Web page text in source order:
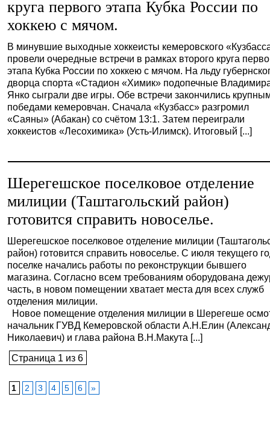
круга первого этапа Кубка России по
хоккею с мячом.
В минувшие выходные хоккеисты кемеровского
провели очередные встречи в рамках второго круга
этапа Кубка России по хоккею с мячом. На льду
дворца спорта «Стадион «Химик» подопечные
Янко сыграли две игры. Обе встречи закончились
победами кемеровчан. Сначала «Кузбасс» разгромил
«Саяны» (Абакан) со счётом 13:1. Затем переиграли
хоккеистов «Лесохимика» (Усть-Илимск). Итоговый [...]
Шерегешское поселковое отделение
милиции (Таштагольский район)
готовится справить новоселье.
Шерегешское поселковое отделение милиции
район) готовится справить новоселье. С июля текущего
поселке начались работы по реконструкции бывшего
магазина. Согласно всем требованиям оборудована
часть, в новом помещении хватает места для всех служб
отделения милиции.
Новое помещение отделения милиции в Шерегеше
начальник ГУВД Кемеровской области А.Н.Елин
Николаевич) и глава района В.Н.Макута [...]
Страница 1 из 6
1 2 3 4 5 6 »